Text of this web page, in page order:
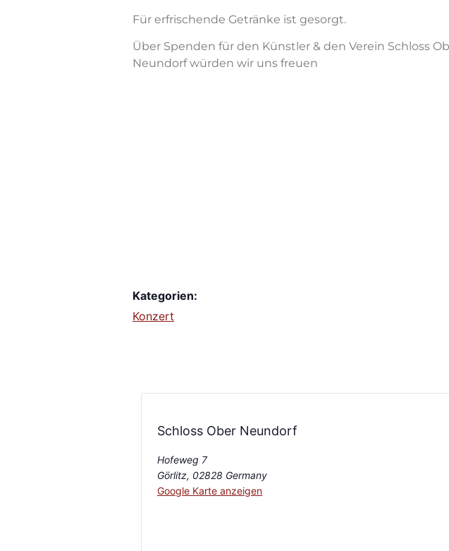
Für erfrischende Getränke ist gesorgt.
Über Spenden für den Künstler & den Verein Schloss
Neundorf würden wir uns freuen
Kategorien:
Konzert
Schloss Ober Neundorf
Hofeweg 7
Görlitz, 02828 Germany
Google Karte anzeigen